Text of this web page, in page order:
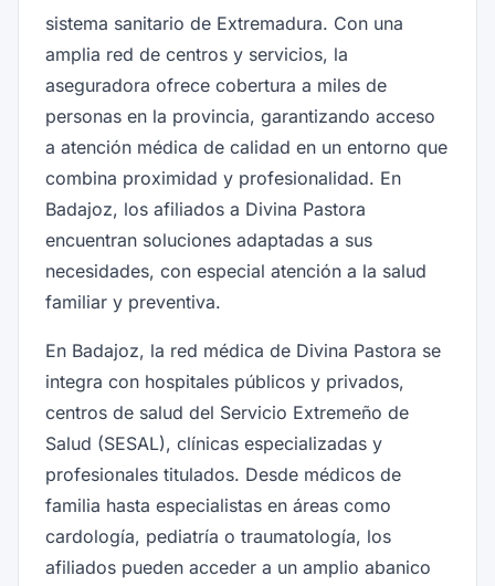
sistema sanitario de Extremadura. Con una
amplia red de centros y servicios, la
aseguradora ofrece cobertura a miles de
personas en la provincia, garantizando acceso
a atención médica de calidad en un entorno que
combina proximidad y profesionalidad. En
Badajoz, los afiliados a Divina Pastora
encuentran soluciones adaptadas a sus
necesidades, con especial atención a la salud
familiar y preventiva.
En Badajoz, la red médica de Divina Pastora se
integra con hospitales públicos y privados,
centros de salud del Servicio Extremeño de
Salud (SESAL), clínicas especializadas y
profesionales titulados. Desde médicos de
familia hasta especialistas en áreas como
cardología, pediatría o traumatología, los
afiliados pueden acceder a un amplio abanico